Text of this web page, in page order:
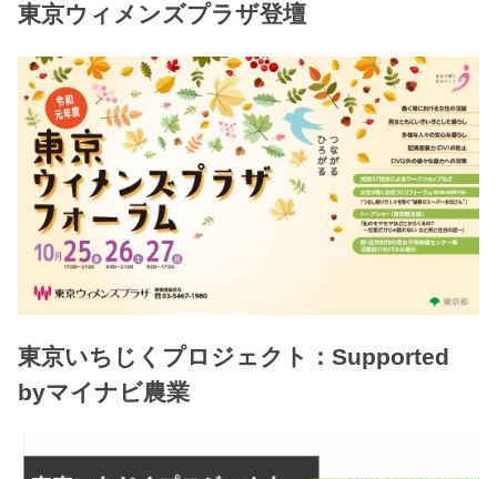
東京ウィメンズプラザ登壇
東京いちじくプロジェクト：Supported
byマイナビ農業